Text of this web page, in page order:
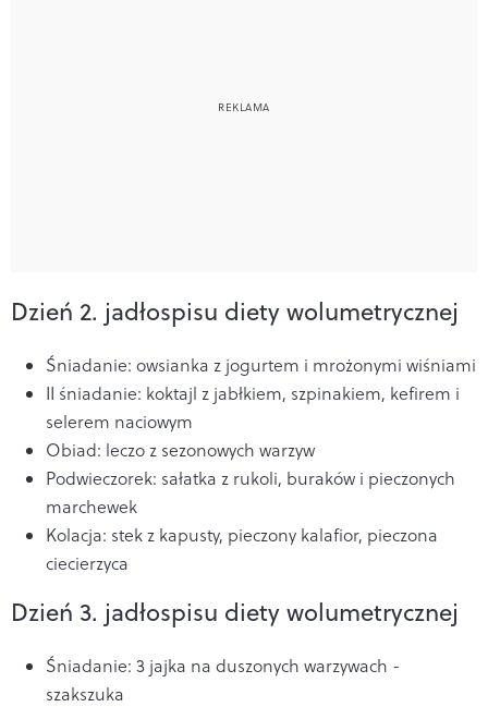
Dzień 2. jadłospisu diety wolumetrycznej
Śniadanie: owsianka z jogurtem i mrożonymi wiśniami
II śniadanie: koktajl z jabłkiem, szpinakiem, kefirem i
selerem naciowym
Obiad: leczo z sezonowych warzyw
Podwieczorek: sałatka z rukoli, buraków i pieczonych
marchewek
Kolacja: stek z kapusty, pieczony kalafior, pieczona
ciecierzyca
Dzień 3. jadłospisu diety wolumetrycznej
Śniadanie: 3 jajka na duszonych warzywach -
szakszuka